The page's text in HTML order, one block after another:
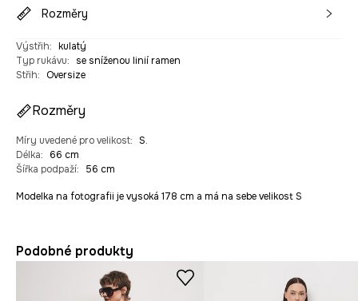
Rozměry
Výstřih: kulatý
Typ rukávu:
se sníženou linií ramen
Střih: Oversize
Rozměry
Míry uvedené pro velikost: S.
Délka:
66 cm
Šířka podpaží: 56 cm
Modelka na fotografii je vysoká 178 cm a má na sebe velikost S
Podobné produkty